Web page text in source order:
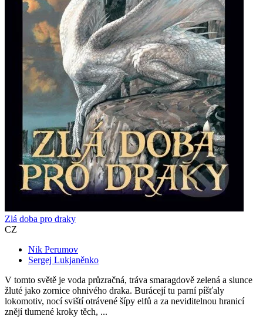
Zlá doba pro draky
CZ
Nik Perumov
Sergej Lukjaněnko
V tomto světě je voda průzračná, tráva smaragdově zelená a slunce
žluté jako zornice ohnivého draka. Burácejí tu parní píšťaly
lokomotiv, nocí sviští otrávené šípy elfů a za neviditelnou hranicí
znějí tlumené kroky těch, ...